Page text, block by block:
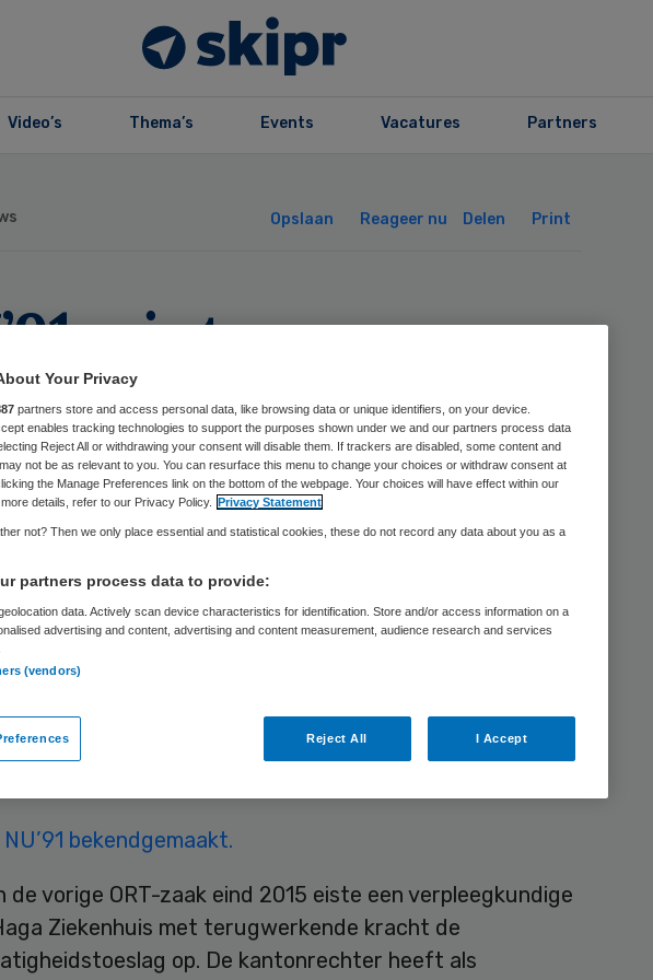
Video’s Thema’s Events Vacatures Partners
Opslaan Reageer nu Delen Print
wint weer een
over ORT
verlof
van het Haga Ziekenhuis krijgt met
die was opgebouwd tijdens vakanties en verlof. Een
heeft de vordering van de verpleegkundige
bekendgemaakt.
de vorige ORT-zaak eind 2015 eiste een verpleegkundige
Ziekenhuis met terugwerkende kracht de
op. De kantonrechter heeft als
Your Privacy
partners store and access personal data, like browsing data or unique identifiers, on your device.
enables tracking technologies to support the purposes shown under we and our partners process data
Reject All or withdrawing your consent will disable them. If trackers are disabled, some content and
not be as relevant to you. You can resurface this menu to change your choices or withdraw consent at
the Manage Preferences link on the bottom of the webpage. Your choices will have effect within our
details, refer to our Privacy Policy. Privacy Statement
not? Then we only place essential and statistical cookies, these do not record any data about you as a
partners process data to provide:
data. Actively scan device characteristics for identification. Store and/or access information on a
advertising and content, advertising and content measurement, audience research and services
(vendors)
Reject All I Accept